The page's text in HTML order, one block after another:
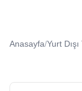
çok daha
yanıt vereceğiz.
Anasayfa/Yurt Dışı